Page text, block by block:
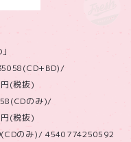
(税抜)
のみ)/
(税抜)
のみ)/ 4540774250592